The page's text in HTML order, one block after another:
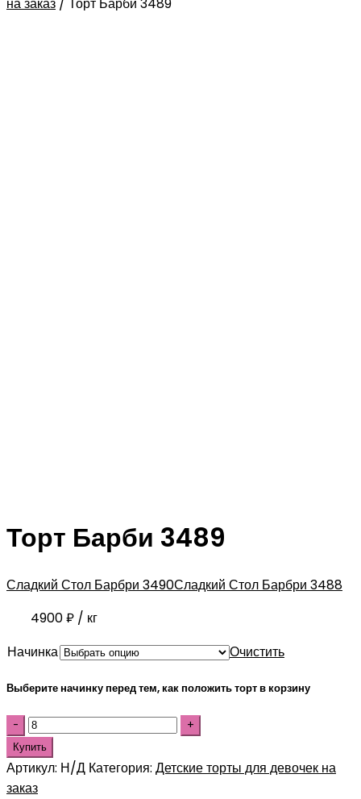
Торт Барби 3489
Сладкий Стол Барбри 3490Сладкий Стол Барбри 3488
4900₽ / кг
Начинка
Очистить
Выберите начинку перед тем, как положить торт в корзину
Купить
Артикул: Н/Д Категория: Детские торты для девочек на
заказ